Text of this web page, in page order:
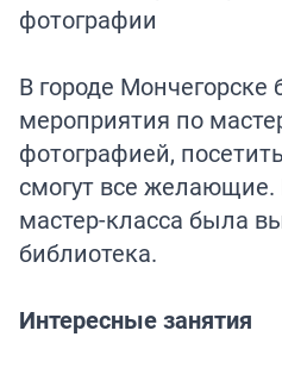
В городе Мончегорске
мероприятия по
фотографией,
смогут все
мастер-класса была
библиотека.
Интересные занятия